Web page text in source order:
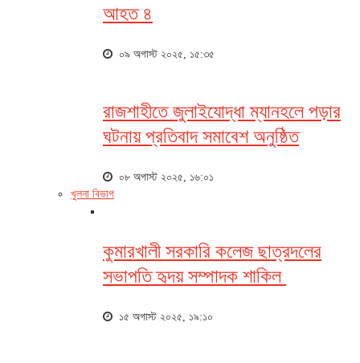
আহত ৪
০৯ অগাস্ট ২০২৫, ১৫:৩৫
রাজশাহীতে জুলাইযোদ্ধা ম্যানহলে পড়ার
ঘটনায় প্রতিবাদ সমাবেশ অনুষ্ঠিত
০৮ অগাস্ট ২০২৫, ১৬:০১
খুলনা বিভাগ
কুমারখালী সরকারি কলেজ ছাত্রদলের
সভাপতি হৃদয় সম্পাদক শাকিল
১৫ অগাস্ট ২০২৫, ১৯:১০